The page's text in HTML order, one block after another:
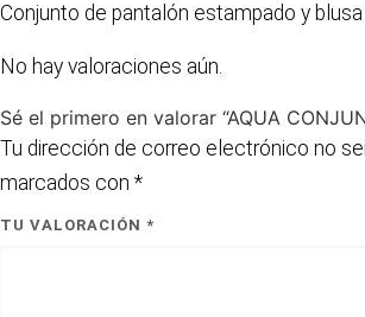
Conjunto de pantalón estampado y
No hay valoraciones aún.
Sé el primero en valorar “AQUA
Tu dirección de correo electrónico no
marcados con *
TU VALORACIÓN *